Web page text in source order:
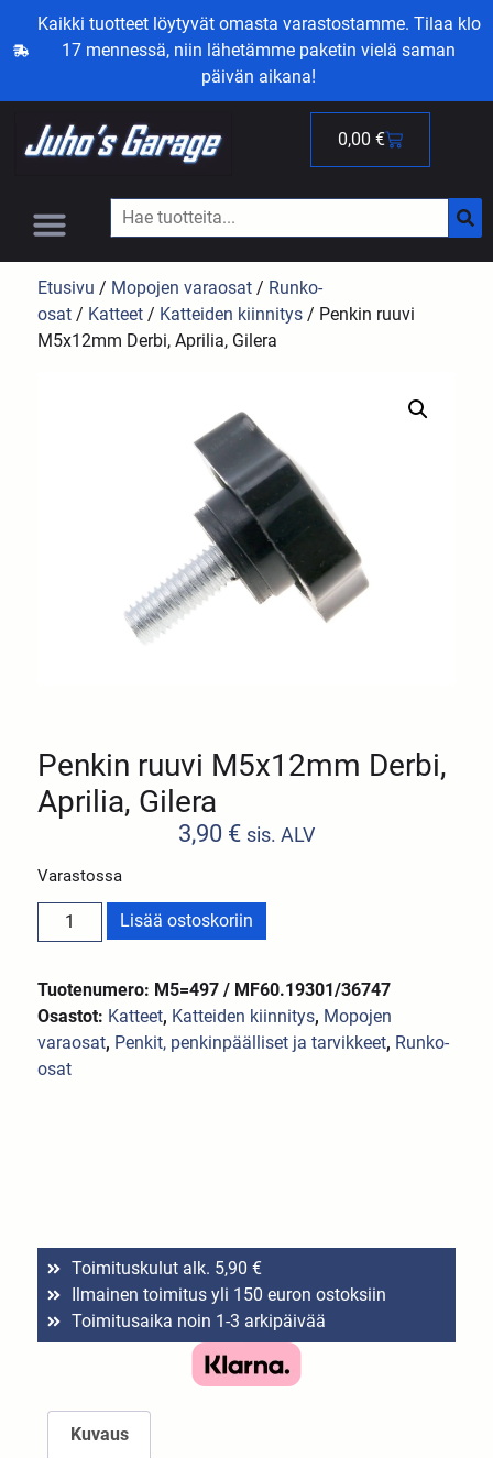
Kaikki tuotteet löytyvät omasta varastostamme. Tilaa klo
17 mennessä, niin lähetämme paketin vielä saman
päivän aikana!
0,00 €
Etusivu / Mopojen varaosat / Runko-
osat / Katteet / Katteiden kiinnitys / Penkin ruuvi
M5x12mm Derbi, Aprilia, Gilera
Penkin ruuvi M5x12mm Derbi,
Aprilia, Gilera
3,90 € sis. ALV
Varastossa
Lisää ostoskoriin
Tuotenumero: M5=497 / MF60.19301/36747
Osastot: Katteet, Katteiden kiinnitys, Mopojen
varaosat, Penkit, penkinpäälliset ja tarvikkeet, Runko-
osat
Toimituskulut alk. 5,90 €
Ilmainen toimitus yli 150 euron ostoksiin
Toimitusaika noin 1-3 arkipäivää
Kuvaus